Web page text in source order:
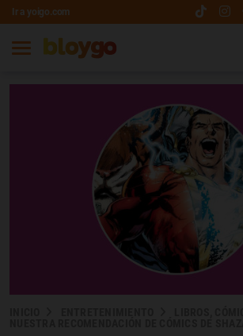
Ir a yoigo.com